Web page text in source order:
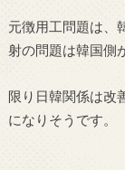
元徴用工問題は、
射の問題は韓国側
限り日韓関係は改
になりそうです。